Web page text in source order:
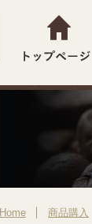
Home 商品購入